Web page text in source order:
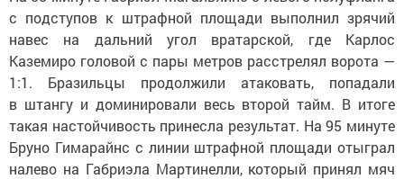
с подступов к штрафной площади выполнил зрячий
навес на
дальний угол вратарской, где Карлос
Каземиро головой с пары метров расстрелял ворота —
1:1. Бразильцы продолжили атаковать, попадали
в штангу и доминировали весь второй тайм. В итоге
такая настойчивость принесла результат. На 95 минуте
Бруно Гимарайнс с линии штрафной площади отыграл
налево на Габриэла Мартинелли, который принял мяч